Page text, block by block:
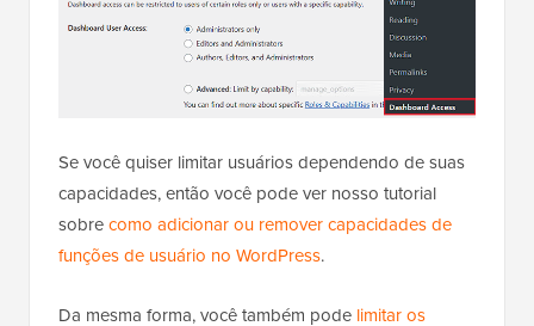
Se você quiser limitar usuários dependendo de suas
capacidades, então você pode ver nosso tutorial
funções de usuário no WordPress.